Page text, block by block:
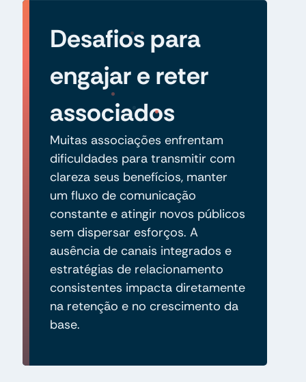
Desafios para
engajar e reter
associados
Muitas associações enfrentam
dificuldades para transmitir com
clareza seus benefícios, manter
um fluxo de comunicação
constante e atingir novos públicos
sem dispersar esforços. A
ausência de canais integrados e
estratégias de relacionamento
consistentes impacta diretamente
na retenção e no crescimento da
base.